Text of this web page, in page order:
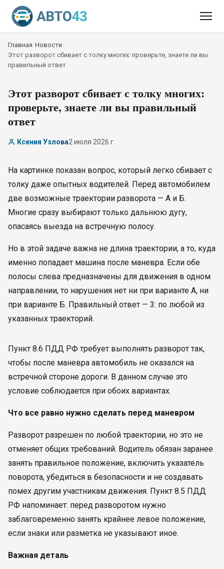
Главная Новости
Этот разворот сбивает с толку многих: проверьте, знаете ли вы
правильный ответ
Этот разворот сбивает с толку многих:
проверьте, знаете ли вы правильный
ответ
Ксения Узлова2 июля 2026 г.
На картинке показан вопрос, который легко сбивает с
толку даже опытных водителей. Перед автомобилем
две возможные траектории разворота — А и Б.
Многие сразу выбирают только дальнюю дугу,
опасаясь выезда на встречную полосу.
Но в этой задаче важна не длина траектории, а то, куда
именно попадает машина после маневра. Если обе
полосы слева предназначены для движения в одном
направлении, то нарушения нет ни при варианте А, ни
при варианте Б. Правильный ответ — 3: по любой из
указанных траекторий.
Пункт 8.6 ПДД РФ требует выполнять разворот так,
чтобы после маневра автомобиль не оказался на
встречной стороне дороги. В данном случае это
условие соблюдается при обоих вариантах.
Что все равно нужно сделать перед маневром
Разворот разрешен по любой траектории, но это не
отменяет общих требований. Водитель обязан заранее
занять правильное положение, включить указатель
поворота, убедиться в безопасности и не создавать
помех другим участникам движения. Пункт 8.5 ПДД
РФ напоминает: перед разворотом нужно
заблаговременно занять крайнее левое положение,
если знаки или разметка не указывают иное.
Важная деталь